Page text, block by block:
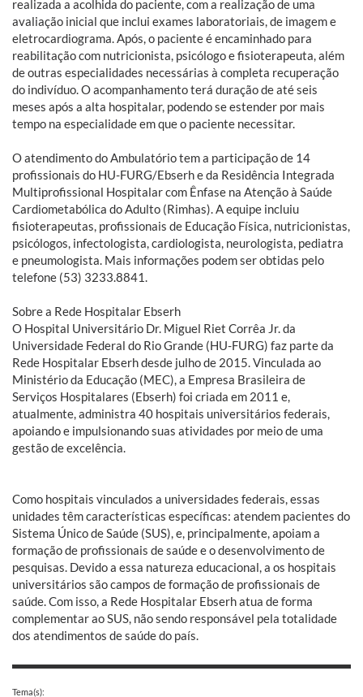
realizada a acolhida do paciente, com a realização de uma
avaliação inicial que inclui exames laboratoriais, de imagem e
eletrocardiograma. Após, o paciente é encaminhado para
reabilitação com nutricionista, psicólogo e fisioterapeuta, além
de outras especialidades necessárias à completa recuperação
do indivíduo. O acompanhamento terá duração de até seis
meses após a alta hospitalar, podendo se estender por mais
tempo na especialidade em que o paciente necessitar.
O atendimento do Ambulatório tem a participação de 14
profissionais do HU-FURG/Ebserh e da Residência Integrada
Multiprofissional Hospitalar com Ênfase na Atenção à Saúde
Cardiometabólica do Adulto (Rimhas). A equipe incluiu
fisioterapeutas, profissionais de Educação Física, nutricionistas,
psicólogos, infectologista, cardiologista, neurologista, pediatra
e pneumologista. Mais informações podem ser obtidas pelo
telefone (53) 3233.8841.
Sobre a Rede Hospitalar Ebserh
O Hospital Universitário Dr. Miguel Riet Corrêa Jr. da
Universidade Federal do Rio Grande (HU-FURG) faz parte da
Rede Hospitalar Ebserh desde julho de 2015. Vinculada ao
Ministério da Educação (MEC), a Empresa Brasileira de
Serviços Hospitalares (Ebserh) foi criada em 2011 e,
atualmente, administra 40 hospitais universitários federais,
apoiando e impulsionando suas atividades por meio de uma
gestão de excelência.
Como hospitais vinculados a universidades federais, essas
unidades têm características específicas: atendem pacientes do
Sistema Único de Saúde (SUS), e, principalmente, apoiam a
formação de profissionais de saúde e o desenvolvimento de
pesquisas. Devido a essa natureza educacional, a os hospitais
universitários são campos de formação de profissionais de
saúde. Com isso, a Rede Hospitalar Ebserh atua de forma
complementar ao SUS, não sendo responsável pela totalidade
dos atendimentos de saúde do país.
Tema(s):